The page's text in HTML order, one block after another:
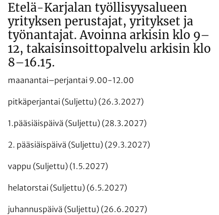
Etelä-Karjalan työllisyysalueen
yrityksen perustajat, yritykset ja
työnantajat. Avoinna arkisin klo 9–
12, takaisinsoittopalvelu arkisin klo
8–16.15.
maanantai–perjantai 9.00-12.00
pitkäperjantai (Suljettu) (26.3.2027)
1.pääsiäispäivä (Suljettu) (28.3.2027)
2. pääsiäispäivä (Suljettu) (29.3.2027)
vappu (Suljettu) (1.5.2027)
helatorstai (Suljettu) (6.5.2027)
juhannuspäivä (Suljettu) (26.6.2027)